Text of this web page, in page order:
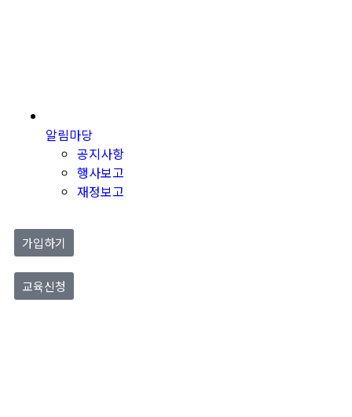
알림마당
공지사항
행사보고
재정보고
가입하기
교육신청